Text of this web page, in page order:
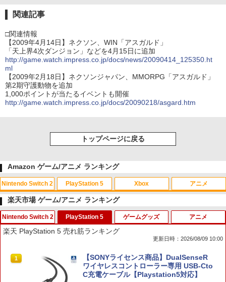
関連記事
□関連情報
【2009年4月14日】ネクソン、WIN「アスガルド」
「天上界4次ダンジョン」などを4月15日に追加
http://game.watch.impress.co.jp/docs/news/20090414_125350.ht
ml
【2009年2月18日】ネクソンジャパン、MMORPG「アスガルド」
第2期守護動物を追加
1,000ポイントが当たるイベントも開催
http://game.watch.impress.co.jp/docs/20090218/asgard.htm
トップページに戻る
Amazon ゲーム/アニメ ランキング
Nintendo Switch 2
1
スプラトゥーン レイダース|オンライン
コード版
￥5,832
PlayStation 5
1
PlayStation 5 デジタル・エディション
日本語専用 Console Language: Japan
ese only (CFI-2200B01)
￥55,000
Xbox
1
【純正品】Xbox ワイヤレス コントロー
ラー + USB-C® ケーブル
￥8,300
アニメ
1
劇場版「鬼滅の刃」無限城編 第一章 猗
窩座再来 通常版 [Blu-ray]
￥3,982
楽天市場 ゲーム/アニメ ランキング
Nintendo Switch 2
1
空の軌跡 the 2nd Nintendo Switch 2 E
dition 通常版 【Switch2】 NXS-P-BTW
MC
PlayStation 5
楽天 PlayStation 5 売れ筋ランキング
更新日時：2026/08/09 10:00
1
【SONYライセンス商品】DualSenseR
ワイヤレスコントローラー専用 USB-Cto
C充電ケーブル【Playstation5対応】
ゲームグッズ アニメ